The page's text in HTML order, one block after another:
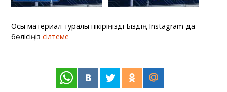
Осы материал туралы пікіріңізді Біздің Instagram-да
бөлісіңіз сілтеме